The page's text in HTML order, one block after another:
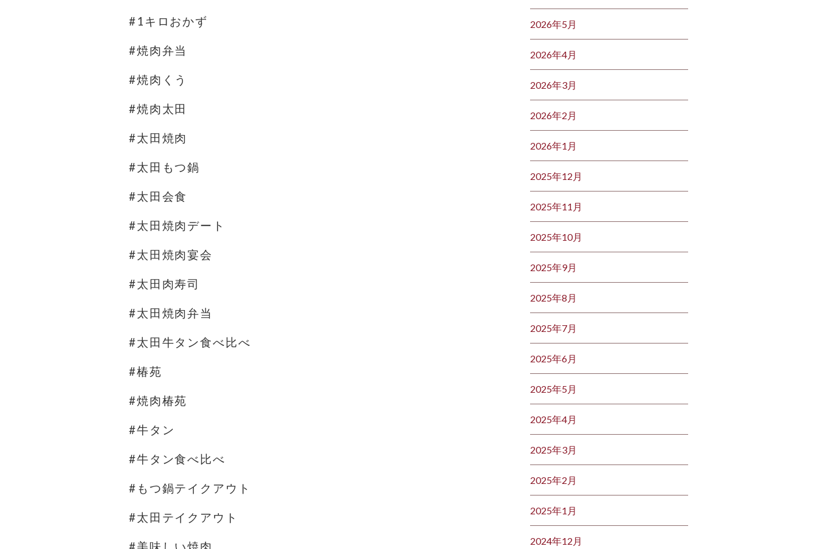
#1キロおかず
#焼肉弁当
#焼肉くう
#焼肉太田
#太田焼肉
#太田もつ鍋
#太田会食
#太田焼肉デート
#太田焼肉宴会
#太田肉寿司
#太田焼肉弁当
#太田牛タン食べ比べ
#椿苑
#焼肉椿苑
#牛タン
#牛タン食べ比べ
#もつ鍋テイクアウト
#太田テイクアウト
2026年5月
2026年4月
2026年3月
2026年2月
2026年1月
2025年12月
2025年11月
2025年10月
2025年9月
2025年8月
2025年7月
2025年6月
2025年5月
2025年4月
2025年3月
2025年2月
2025年1月
2024年12月